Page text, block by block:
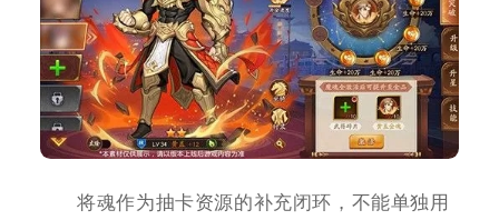
将魂作为抽卡资源的补充闭环，不能单独用